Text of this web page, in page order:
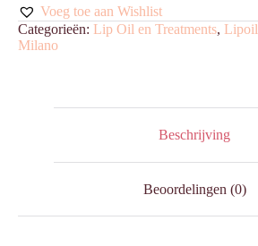
Voeg toe aan Wishlist
Categorieën: Lip Oil en Treatments, Lipoil
Milano
Beschrijving
Beoordelingen (0)